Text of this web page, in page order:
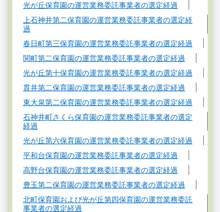
光が丘保育園の運営業務委託事業者の選定経過
上石神井第二保育園の運営業務委託事業者の選定経
過
春日町第三保育園の運営業務委託事業者の選定経過
関町第二保育園の運営業務委託事業者の選定経過
光が丘第十保育園の運営業務委託事業者の選定経過
貫井第二保育園の運営業務委託事業者の選定経過
東大泉第二保育園の運営業務委託事業者の選定経過
石神井町さくら保育園の運営業務委託事業者の選定
経過
光が丘第六保育園の運営業務委託事業者の選定経過
平和台保育園の運営業務委託事業者の選定経過
高野台保育園の運営業務委託事業者の選定経過
豊玉第二保育園の運営業務委託事業者の選定経過
北町保育園および光が丘第四保育園の運営業務委託
事業者の選定経過